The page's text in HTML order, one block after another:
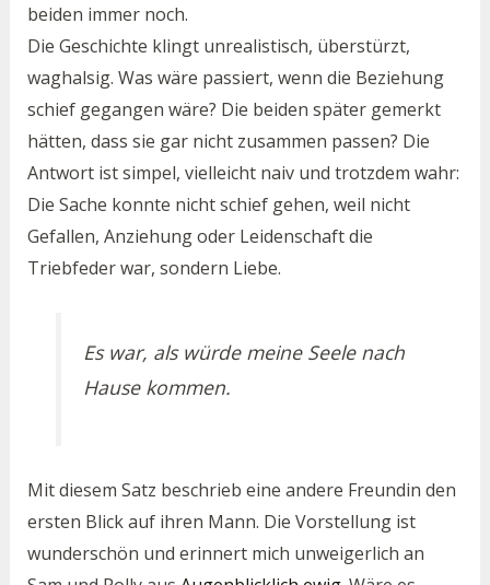
beiden immer noch.
Die Geschichte klingt unrealistisch, überstürzt,
waghalsig. Was wäre passiert, wenn die Beziehung
schief gegangen wäre? Die beiden später gemerkt
hätten, dass sie gar nicht zusammen passen? Die
Antwort ist simpel, vielleicht naiv und trotzdem wahr:
Die Sache konnte nicht schief gehen, weil nicht
Gefallen, Anziehung oder Leidenschaft die
Triebfeder war, sondern Liebe.
Es war, als würde meine Seele nach
Hause kommen.
Mit diesem Satz beschrieb eine andere Freundin den
ersten Blick auf ihren Mann. Die Vorstellung ist
wunderschön und erinnert mich unweigerlich an